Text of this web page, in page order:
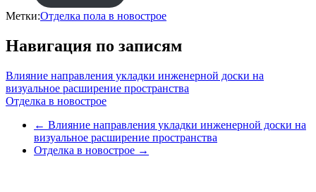
Метки:Отделка пола в новострое
Навигация по записям
Влияние направления укладки инженерной доски на
визуальное расширение пространства
Отделка в новострое
← Влияние направления укладки инженерной доски на
визуальное расширение пространства
Отделка в новострое →